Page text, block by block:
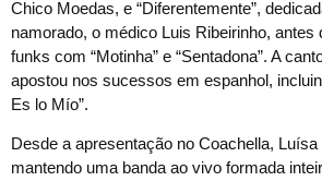
Chico Moedas, e “Diferentemente”,
namorado, o médico Luis Ribeirinho, antes
funks com “Motinha” e “Sentadona”. A
apostou nos sucessos em espanhol,
Es lo Mío”.
Desde a apresentação no Coachella,
mantendo uma banda ao vivo formada